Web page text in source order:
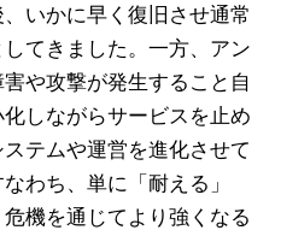
いかに早く復旧させ通常
てきました。一方、アン
や攻撃が発生すること自
しながらサービスを止め
テムや運営を進化させて
わち、単に「耐える」
危機を通じてより強くなる